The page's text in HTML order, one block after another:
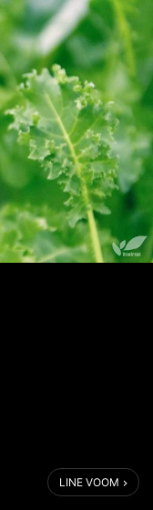
卷曲厚實，帶深翠綠
有微微澀味，是歐美
LINE VOOM